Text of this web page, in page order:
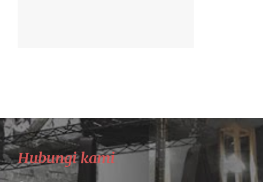
Hubungi kami